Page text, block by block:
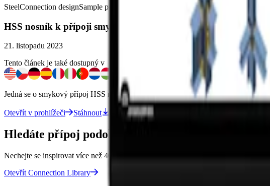
SteelConnection designSample projects AISC (USA)
HSS nosník k přípoji smykového přípoje sloupu s širokými
21. listopadu 2023
Tento článek je také dostupný v
Jedná se o smykový přípoj HSS nosníku ke sloupu s širokými přírubami pomocí
Otevřít v prohlížeči Stáhnout
Hledáte přípoj podobný tomuto?
Nechejte se inspirovat více než 400.000 modely styčníků v Connection Library –
Otevřít Connection Library